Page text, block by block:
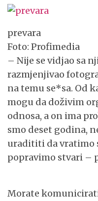
prevara
Foto: Profimedia
– Nije se vidjao sa
razmjenjivao
na temu se*sa. Od
mogu da doživim
odnosa, a on ima
smo deset godina,
uradititi da vratimo
popravimo stvari –
Morate